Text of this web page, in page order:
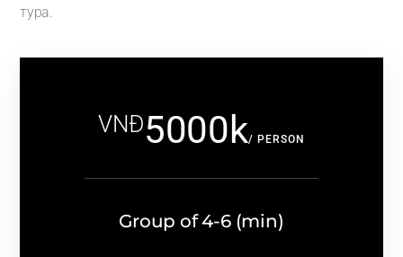
тура.
VNĐ5000k/ PERSON
Group of 4-6 (min)